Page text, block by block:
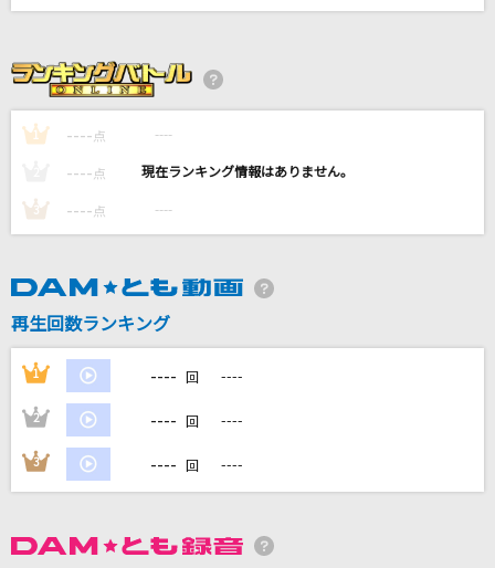
[生音]恋の予感
もっと見る
DAMに会員登録・ログインして
家族や友達と一緒に！練習にも！
1 ---- 点 ----
---- 点 ----
3 ---- 点 ----
再生回数ランキング
1 ---- 回 ----
2 ---- 回 ----
3 ---- 回 ----